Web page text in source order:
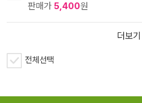
판매가 5,400원
더보기
전체선택